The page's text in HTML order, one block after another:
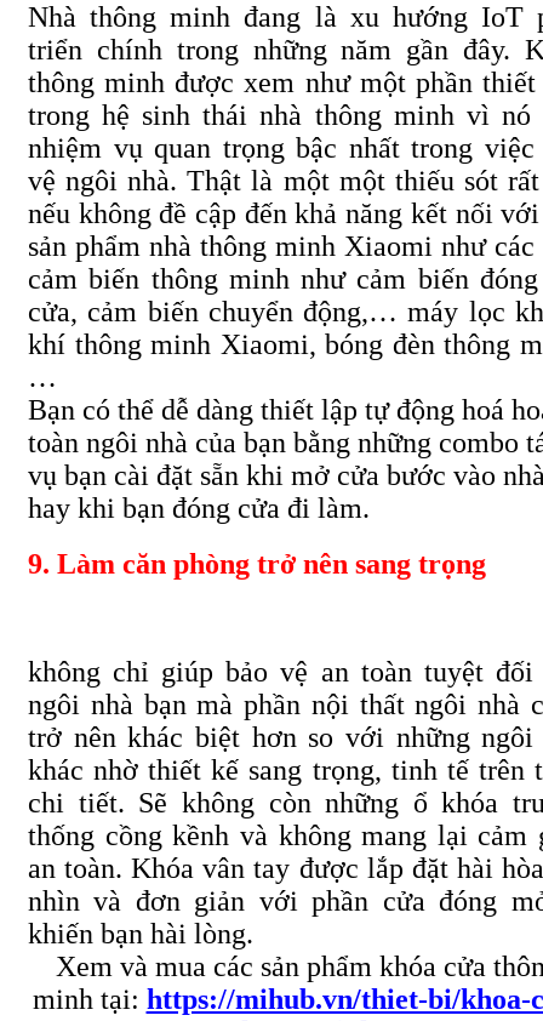
Nhà thông minh đang là xu hướng IoT
triển chính trong những năm gần đây.
thông minh được xem như một phần thiết
trong hệ sinh thái nhà thông minh vì nó
nhiệm vụ quan trọng bậc nhất trong việc
vệ ngôi nhà. Thật là một một thiếu sót
nếu không đề cập đến khả năng kết nối
sản phẩm nhà thông minh Xiaomi như
cảm biến thông minh như cảm biến
cửa, cảm biến chuyển động,… máy lọc
khí thông minh Xiaomi, bóng đèn thông
…
Bạn có thể dễ dàng thiết lập tự động hoá
toàn ngôi nhà của bạn bằng những combo
vụ bạn cài đặt sẵn khi mở cửa bước vào
hay khi bạn đóng cửa đi làm.
9. Làm căn phòng trở nên sang trọng
không chỉ giúp bảo vệ an toàn tuyệt đối
ngôi nhà bạn mà phần nội thất ngôi nhà
trở nên khác biệt hơn so với những ngôi
khác nhờ thiết kế sang trọng, tinh tế trên
chi tiết. Sẽ không còn những ổ khóa
thống cồng kềnh và không mang lại cảm
an toàn. Khóa vân tay được lắp đặt hài
nhìn và đơn giản với phần cửa đóng
khiến bạn hài lòng.
Xem và mua các sản phẩm khóa cửa
minh tại: https://mihub.vn/thiet-bi/khoa-